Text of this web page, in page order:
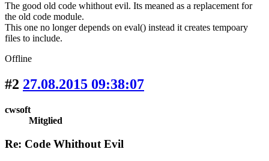
The good old code whithout evil. Its meaned as a replacement for
the old code module.
This one no longer depends on eval() instead it creates tempoary
files to include.
Offline
#2 27.08.2015 09:38:07
cwsoft
Mitglied
Re: Code Whithout Evil